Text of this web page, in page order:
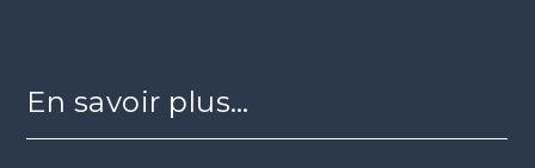
En savoir plus…